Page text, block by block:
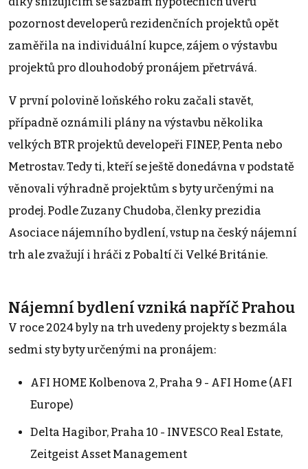
pozornost developerů rezidenčních projektů opět
zaměřila na individuální kupce, zájem o výstavbu
projektů pro dlouhodobý pronájem přetrvává.
V první polovině loňského roku začali stavět,
případně oznámili plány na výstavbu několika
velkých BTR projektů developeři FINEP, Penta nebo
Metrostav. Tedy ti, kteří se ještě donedávna v podstatě
věnovali výhradně projektům s byty určenými na
prodej. Podle Zuzany Chudoba, členky prezidia
Asociace nájemního bydlení, vstup na český nájemní
trh ale zvažují i hráči z Pobaltí či Velké Británie.
Nájemní bydlení vzniká napříč Prahou
V roce 2024 byly na trh uvedeny projekty s bezmála
sedmi sty byty určenými na pronájem:
AFI HOME Kolbenova 2, Praha 9 - AFI Home (AFI
Europe)
Delta Hagibor, Praha 10 - INVESCO Real Estate,
Zeitgeist Asset Management